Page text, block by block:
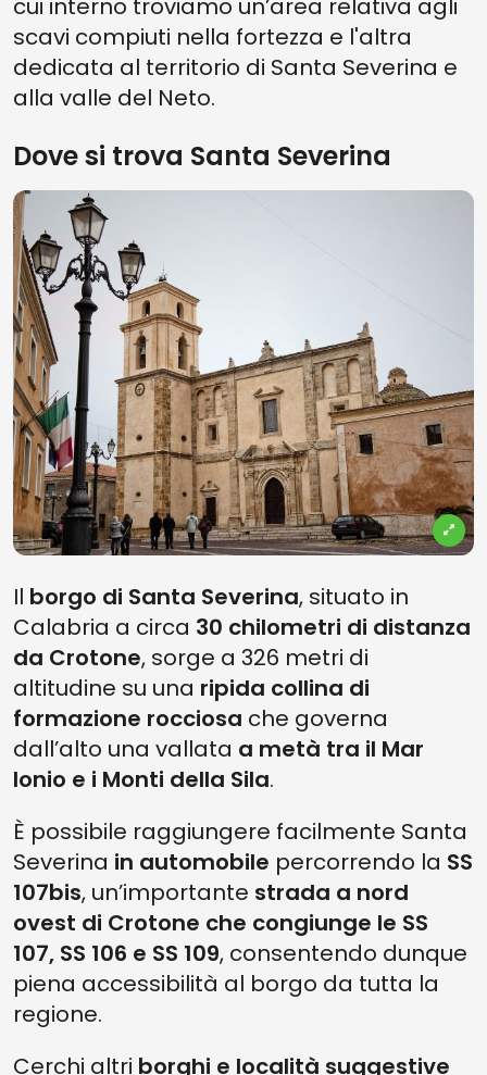
cui interno troviamo un’area relativa agli
scavi compiuti nella fortezza e l'altra
dedicata al territorio di Santa Severina e
alla valle del Neto.
Dove si trova Santa Severina
Il borgo di Santa Severina, situato in
Calabria a circa 30 chilometri di distanza
da Crotone, sorge a 326 metri di
altitudine su una ripida collina di
formazione rocciosa che governa
dall’alto una vallata a metà tra il Mar
Ionio e i Monti della Sila.
È possibile raggiungere facilmente Santa
Severina in automobile percorrendo la SS
107bis, un’importante strada a nord
ovest di Crotone che congiunge le SS
107, SS 106 e SS 109, consentendo dunque
piena accessibilità al borgo da tutta la
regione.
Cerchi altri borghi e località suggestive